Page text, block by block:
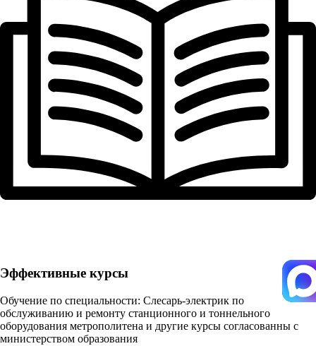
Эффективные курсы
Обучение по специальности: Слесарь-электрик по
обслуживанию и ремонту станционного и тоннельного
оборудования метрополитена и другие курсы согласованны с
министерством образования